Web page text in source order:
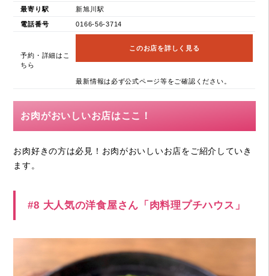
最寄り駅 新旭川駅
電話番号 0166-56-3714
予約・詳細はこ
ちら
このお店を詳しく見る
最新情報は必ず公式ページ等をご確認ください。
お肉がおいしいお店はここ！
お肉好きの方は必見！お肉がおいしいお店をご紹介していき
ます。
#8 大人気の洋食屋さん「肉料理プチハウス」